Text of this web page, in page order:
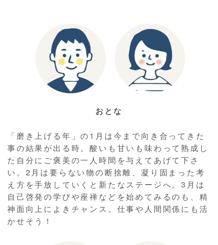
おとな
「磨き上げる年」の1月は今まで向き合ってきた
事の結果が出る時。酸いも甘いも味わって熟成し
た自分にご褒美の一人時間を与えてあげて下さ
い。2月は要らない物の断捨離、凝り固まった考
え方を手放していくと新たなステージへ。3月は
自己啓発の学びや座禅などを始めてみるのも、精
神面向上によきチャンス。仕事や人間関係にも活
かせそう！